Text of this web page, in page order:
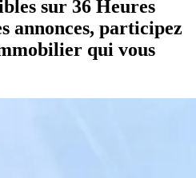
sur 36 Heures
annonces, participez
qui vous